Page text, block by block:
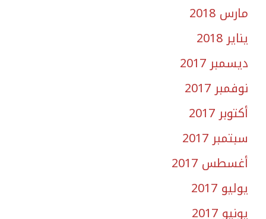
مارس 2018
يناير 2018
ديسمبر 2017
نوفمبر 2017
أكتوبر 2017
سبتمبر 2017
أغسطس 2017
يوليو 2017
يونيو 2017